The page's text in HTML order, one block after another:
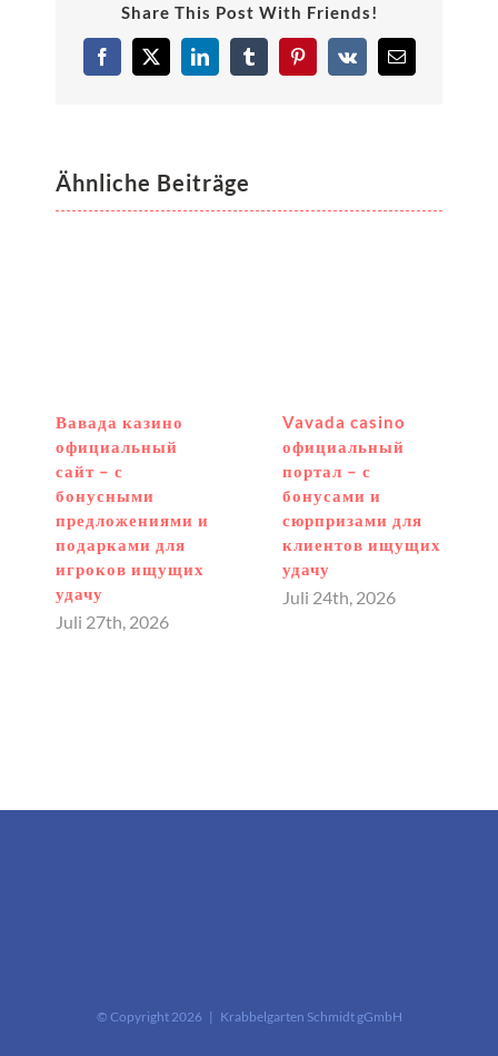
Share This Post With Friends!
Facebook
X LinkedInTumblrPinterest
Vk
E-
Mail
Ähnliche Beiträge
Вавада казино
официальный
сайт – с
бонусными
предложениями и
подарками для
игроков ищущих
удачу
Juli 27th, 2026
Vavada casino
официальный
портал – с
бонусами и
сюрпризами для
клиентов ищущих
удачу
Juli 24th, 2026
© Copyright 2026 | Krabbelgarten Schmidt gGmbH